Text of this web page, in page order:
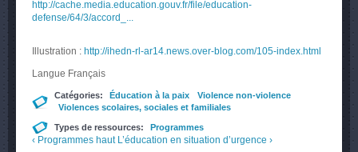
http://cache.media.education.gouv.fr/file/education-
defense/64/3/accord_...
Illustration : http://ihedn-rl-ar14.news.over-blog.com/105-index.html
Langue Français
Catégories: Éducation à la paix
Violence non-violence
Violences scolaires, sociales et familiales
Types de ressources: Programmes
‹ Programmes haut L’éducation en situation d’urgence ›